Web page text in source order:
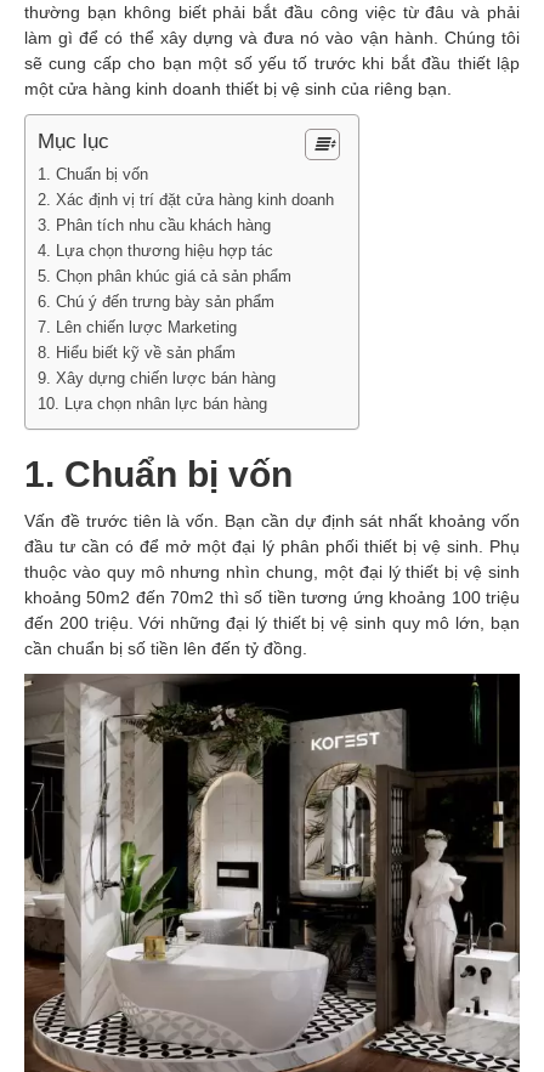
thường bạn không biết phải bắt đầu công việc từ đâu và phải
làm gì để có thể xây dựng và đưa nó vào vận hành. Chúng tôi
sẽ cung cấp cho bạn một số yếu tố trước khi bắt đầu thiết lập
một cửa hàng kinh doanh thiết bị vệ sinh của riêng bạn.
Mục lục
1. Chuẩn bị vốn
2. Xác định vị trí đặt cửa hàng kinh doanh
3. Phân tích nhu cầu khách hàng
4. Lựa chọn thương hiệu hợp tác
5. Chọn phân khúc giá cả sản phẩm
6. Chú ý đến trưng bày sản phẩm
7. Lên chiến lược Marketing
8. Hiểu biết kỹ về sản phẩm
9. Xây dựng chiến lược bán hàng
10. Lựa chọn nhân lực bán hàng
1. Chuẩn bị vốn
Vấn đề trước tiên là vốn. Bạn cần dự định sát nhất khoảng vốn
đầu tư cần có để mở một đại lý phân phối thiết bị vệ sinh. Phụ
thuộc vào quy mô nhưng nhìn chung, một đại lý thiết bị vệ sinh
khoảng 50m2 đến 70m2 thì số tiền tương ứng khoảng 100 triệu
đến 200 triệu. Với những đại lý thiết bị vệ sinh quy mô lớn, bạn
cần chuẩn bị số tiền lên đến tỷ đồng.